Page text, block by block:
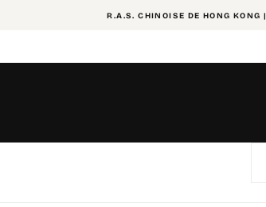
R.A.S. CHINOISE DE HONG KONG